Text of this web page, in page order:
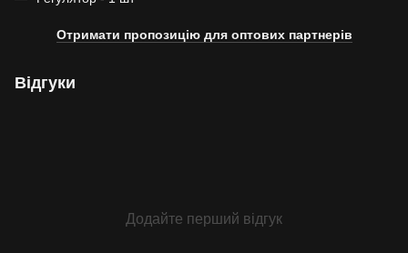
Отримати пропозицію для оптових партнерів
Відгуки
Додайте перший відгук